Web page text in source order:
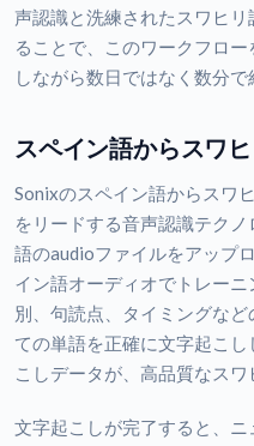
声認識と洗練されたスワヒ
ることで、このワークフロ
しながら数日ではなく数分で
スペイン語からスワ
Sonixのスペイン語からスワ
をリードする音声認識テク
語のaudioファイルをアップ
イン語オーディオでトレー
別、句読点、タイミングな
ての単語を正確に文字起こ
こしデータが、高品質なスワ
文字起こしが完了すると、